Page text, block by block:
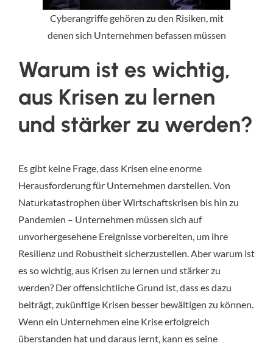
Cyberangriffe gehören zu den Risiken, mit
denen sich Unternehmen befassen müssen
Warum ist es wichtig,
aus Krisen zu lernen
und stärker zu werden?
Es gibt keine Frage, dass Krisen eine enorme
Herausforderung für Unternehmen darstellen. Von
Naturkatastrophen über Wirtschaftskrisen bis hin zu
Pandemien – Unternehmen müssen sich auf
unvorhergesehene Ereignisse vorbereiten, um ihre
Resilienz und Robustheit sicherzustellen. Aber warum ist
es so wichtig, aus Krisen zu lernen und stärker zu
werden? Der offensichtliche Grund ist, dass es dazu
beiträgt, zukünftige Krisen besser bewältigen zu können.
Wenn ein Unternehmen eine Krise erfolgreich
überstanden hat und daraus lernt, kann es seine